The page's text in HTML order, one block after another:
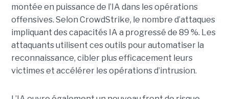
montée en puissance de l’IA dans les opérations
offensives. Selon CrowdStrike, le nombre d’attaques
impliquant des capacités IA a progressé de 89 %. Les
attaquants utilisent ces outils pour automatiser la
reconnaissance, cibler plus efficacement leurs
victimes et accélérer les opérations d’intrusion.